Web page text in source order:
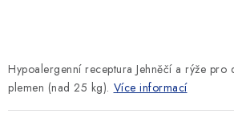
Hypoalergenní receptura Jehněčí a rýže pro
plemen (nad 25 kg). Více informací